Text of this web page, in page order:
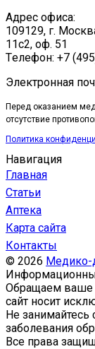
Адрес офиса:
109129, г.
11с2, оф. 51
Tелефон: +7
Электронная
Перед оказанием
отсутствие
Политика
Навигация
Главная
Статьи
Аптека
Карта сайта
Контакты
© 2026 Медико-
Обращаем ваше
сайт носит
Не
заболевания
Все права